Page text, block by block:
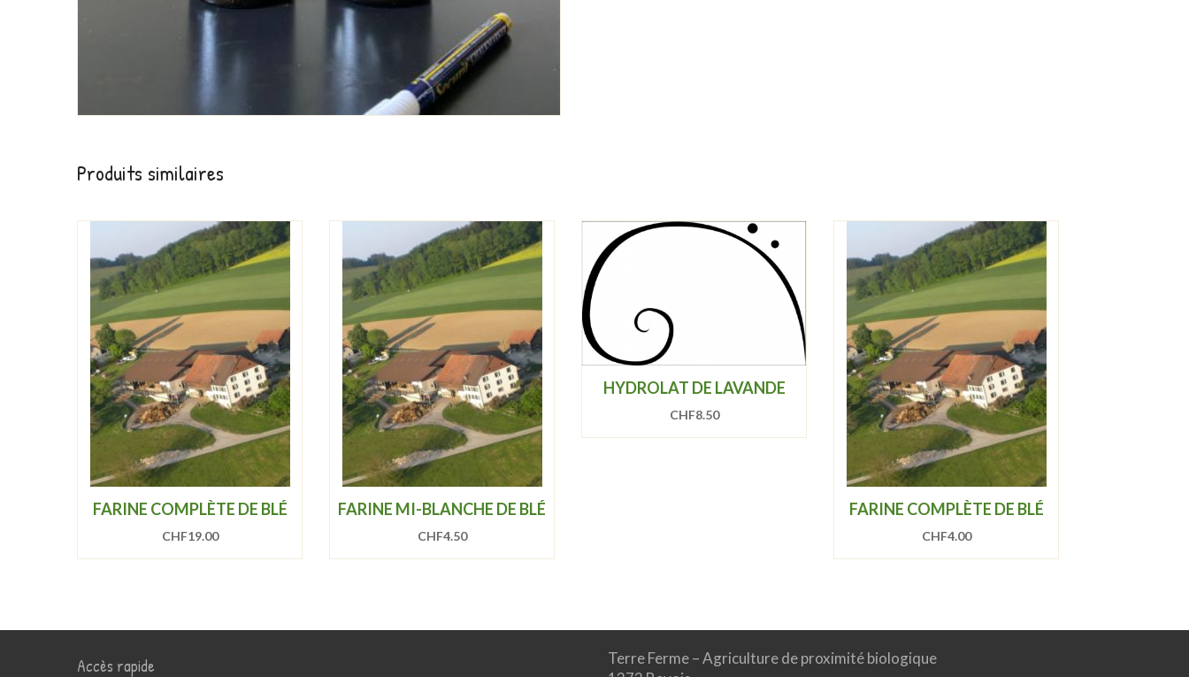
Produits similaires
FARINE COMPLÈTE DE BLÉ
CHF19.00
FARINE MI-BLANCHE DE BLÉ
CHF4.50
HYDROLAT DE LAVANDE
CHF8.50
FARINE COMPLÈTE DE BLÉ
CHF4.00
Accès rapide
Terre Ferme – Agriculture de proximité biologique